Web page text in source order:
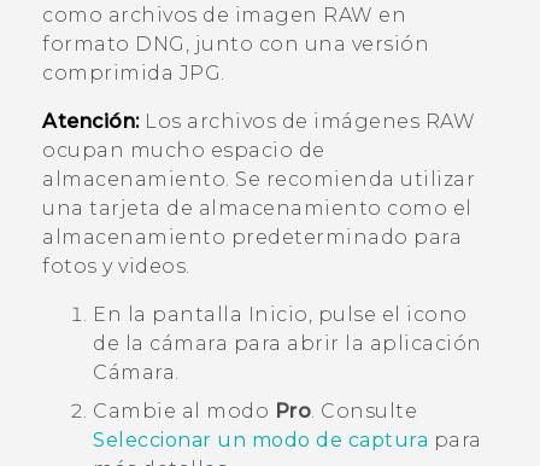
Video Tutorials
como archivos de imagen RAW en
formato DNG, junto con una versión
comprimida JPG.
Atención:Los archivos de imágenes RAW
ocupan mucho espacio de
almacenamiento. Se recomienda utilizar
una tarjeta de almacenamiento como el
almacenamiento predeterminado para
fotos y videos.
En la pantalla Inicio, pulse el icono
de la cámara para abrir la aplicación
Cámara.
Cambie al modo Pro. Consulte
Seleccionar un modo de captura para